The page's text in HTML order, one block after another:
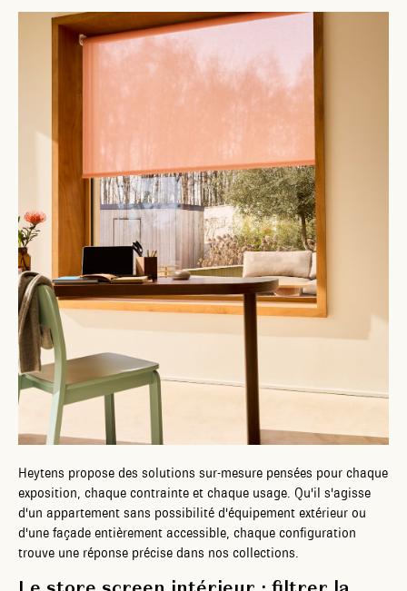
Heytens propose des solutions sur-mesure pensées pour chaque
exposition, chaque contrainte et chaque usage. Qu'il s'agisse
d'un appartement sans possibilité d'équipement extérieur ou
d'une façade entièrement accessible, chaque configuration
trouve une réponse précise dans nos collections.